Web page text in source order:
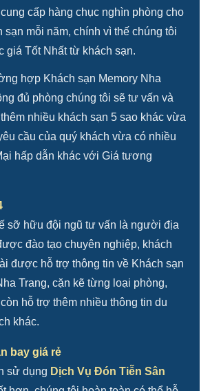
cấp hàng chục nghìn phòng cho
sạn mỗi năm, chính vì thế chúng tôi
giá Tốt Nhất từ khách sạn.
hợp Khách sạn Memory Nha
đủ phòng chúng tôi sẽ tư vấn và
nhiều khách sạn 5 sao khác vừa
cầu của quý khách vừa có nhiều
hấp dẫn khác với Giá tương
sỡ hữu đội ngũ tư vấn là người địa
đào tạo chuyên nghiệp, khách
được hỗ trợ thông tin về Khách sạn
Trang, cặn kẽ từng loại phòng,
hỗ trợ thêm nhiều thông tin du
khác.
bay giá rẻ
sử dụng Dịch Vụ Đón Tiễn Sân